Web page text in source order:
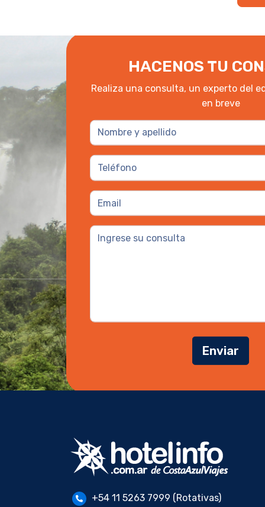
HACENOS TU
Realiza una consulta, un experto del
en breve
Enviar
+54 11 5263 7999 (Rotativas)